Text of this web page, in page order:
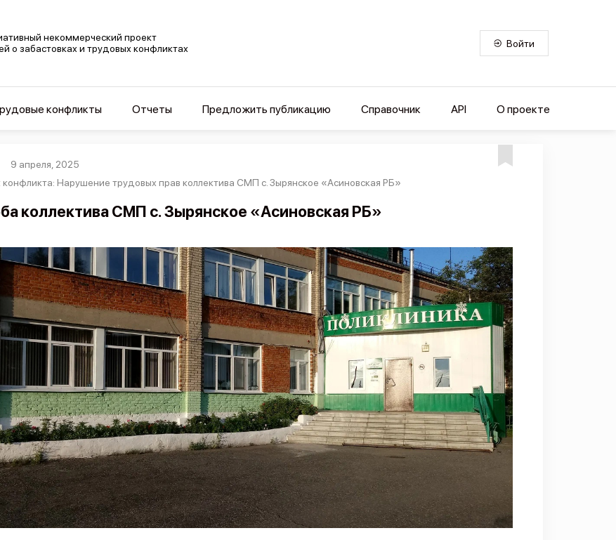
некоммерческий проект
о забастовках и трудовых конфликтах
Войти
конфликты Отчеты Предложить публикацию Справочник API О проекте
9 апреля, 2025
Нарушение трудовых прав коллектива СМП с. Зырянское «Асиновская РБ»
коллектива СМП с. Зырянское «Асиновская РБ»